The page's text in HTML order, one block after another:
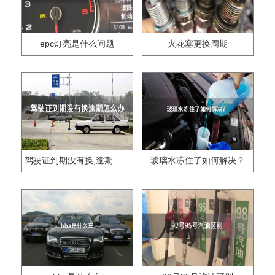
epc灯亮是什么问题 火花塞更换周期
驾驶证到期没有换,逾期怎么办?? 玻璃水冻住了如何解决？